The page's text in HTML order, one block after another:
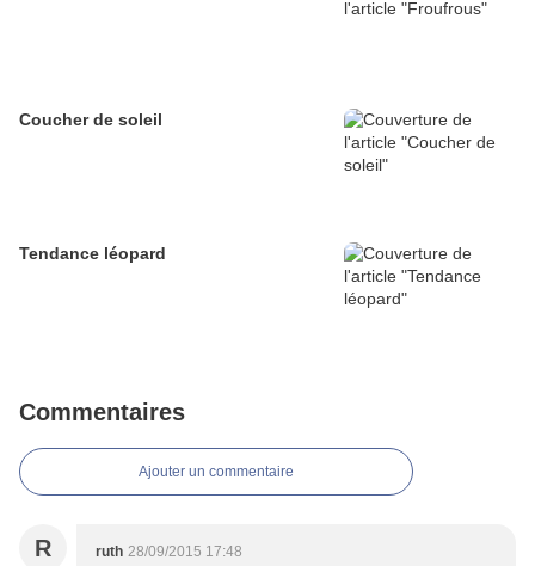
Coucher de soleil
Tendance léopard
Commentaires
Ajouter un commentaire
R ruth 28/09/2015 17:48